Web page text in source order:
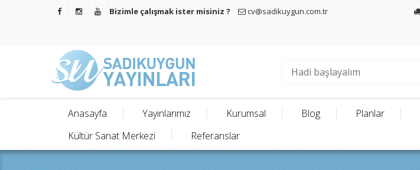
Bizimle çalışmak ister misiniz ? cv@sadikuygun.com.tr
Anasayfa Yayınlarımız Kurumsal Blog Planlar
Kültür Sanat Merkezi
Referanslar